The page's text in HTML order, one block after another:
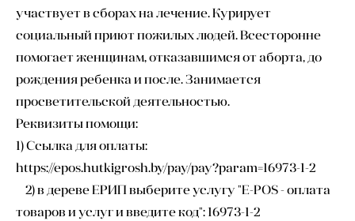
участвует в сборах на лечение. Курирует
социальный приют пожилых людей. Всесторонне
помогает женщинам, отказавшимся от аборта, до
рождения ребенка и после. Занимается
просветительской деятельностью.
Реквизиты помощи:
1) Ссылка для оплаты:
https://epos.hutkigrosh.by/pay/pay?param=16973-1-2
2) в дереве ЕРИП выберите услугу "E-POS - оплата
товаров и услуг и введите код": 16973-1-2